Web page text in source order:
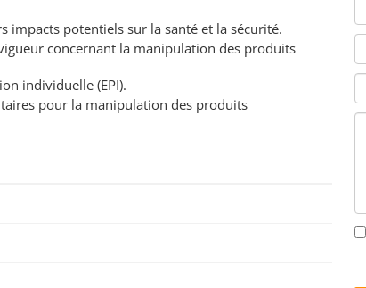
impacts potentiels sur la santé et la sécurité.
concernant la manipulation des produits
individuelle (EPI).
pour la manipulation des produits